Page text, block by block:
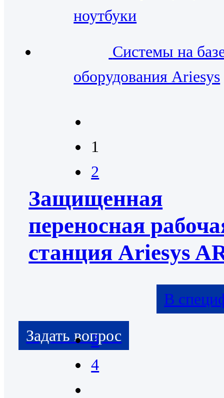
ноутбуки
Системы на
оборудования Ariesys
Защищенная
переносная
станция Ariesys
В
1
2
3
4